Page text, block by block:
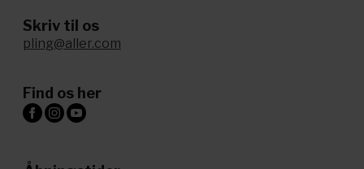
Skriv til os
pling@aller.com
Find os her